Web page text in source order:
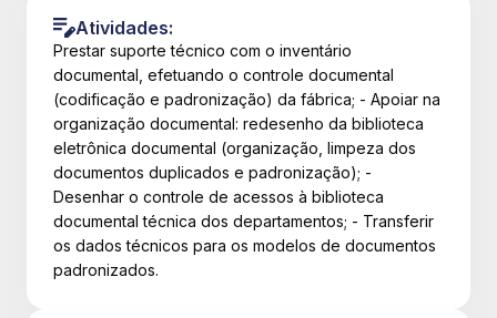
Atividades:
Prestar suporte técnico com o inventário
documental, efetuando o controle documental
(codificação e padronização) da fábrica; - Apoiar na
organização documental: redesenho da biblioteca
eletrônica documental (organização, limpeza dos
documentos duplicados e padronização); -
Desenhar o controle de acessos à biblioteca
documental técnica dos departamentos; - Transferir
os dados técnicos para os modelos de documentos
padronizados.